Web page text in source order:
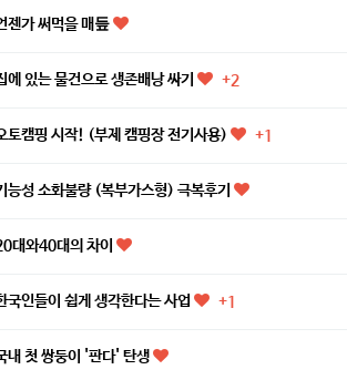
젠가 써먹을 매듶
에 있는 물건으로 생존배낭 싸기 +2
토캠핑 시작! (부제 캠핑장 전기사용) +1
능성 소화불량 (복부가스형) 극복후기
대와40대의 차이
국인들이 쉽게 생각한다는 사업 +1
내 첫 쌍둥이 '판다' 탄생